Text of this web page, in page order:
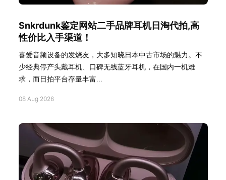
Snkrdunk鉴定网站二手品牌耳机日淘代拍,高
性价比入手渠道！
喜爱音频设备的发烧友，大多知晓日本中古市场的魅力。不
少经典停产头戴耳机、口碑无线蓝牙耳机，在国内一机难
求，而日拍平台存量丰富...
08 Aug 2026